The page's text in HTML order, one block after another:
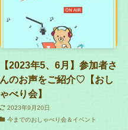
【2023年5、6月】参加者さ
んのお声をご紹介♡【おし
ゃべり会】
2023年9月20日
今までのおしゃべり会＆イベント